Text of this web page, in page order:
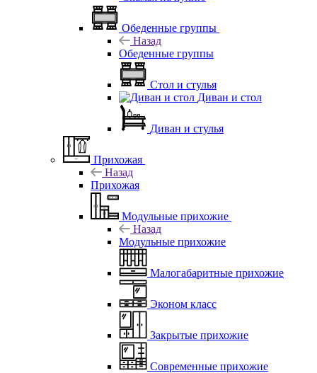
Обеденные группы
Назад
Обеденные группы
Стол и стулья
Диван и стол
Диван и стулья
Прихожая
Назад
Прихожая
Модульные прихожие
Назад
Модульные прихожие
Малогабаритные прихожие
Эконом класс
Закрытые прихожие
Современные прихожие